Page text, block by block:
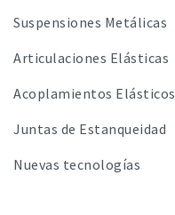
Suspensiones Metálicas
Articulaciones Elásticas
Acoplamientos Elásticos
Juntas de Estanqueidad
Nuevas tecnologías